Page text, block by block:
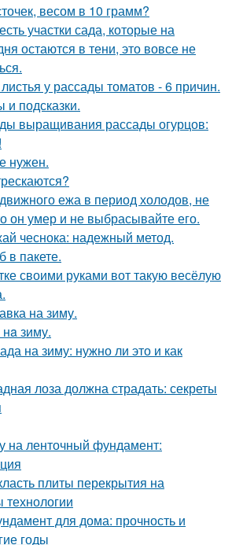
весом в 10 грамм?
участки сада, которые на
остаются в тени, это вовсе не
у рассады томатов - 6 причин.
подсказки.
выращивания рассады огурцов:
нужен.
ежа в период холодов, не
он умер и не выбрасывайте его.
чеснока: надежный метод.
в пакете.
своими руками вот такую весёлую
на зиму.
зиму.
на зиму: нужно ли это и как
лоза должна страдать: секреты
на ленточный фундамент:
плиты перекрытия на
для дома: прочность и
годы